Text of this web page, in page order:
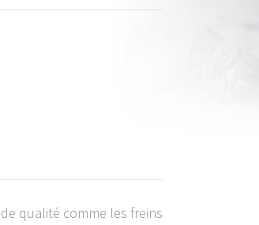
qualité comme les freins